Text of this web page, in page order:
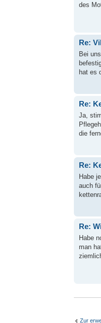
des
Re:
Bei
hat es
Re:
Ja,
die
Re:
Habe
auch
Re:
Habe
man
Zur